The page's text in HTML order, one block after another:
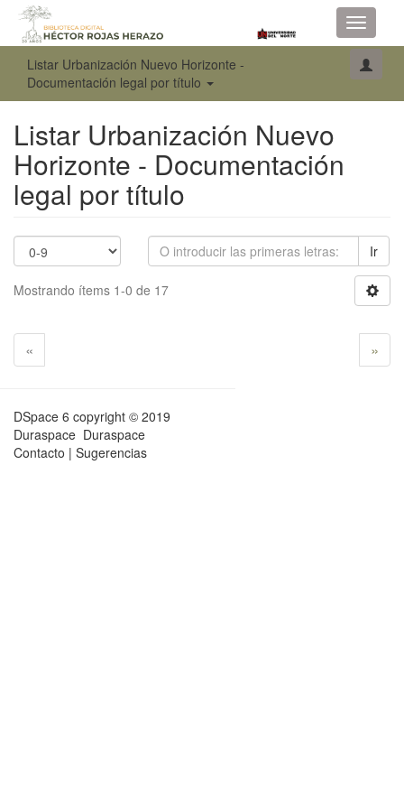
Toggle
Listar Urbanización Nuevo Horizonte -
Documentación legal por título
Listar Urbanización Nuevo
Horizonte - Documentación
legal por título
Ir
Mostrando ítems 1-0 de 17
« »
DSpace 6 copyright © 2019
Duraspace Duraspace
Contacto | Sugerencias